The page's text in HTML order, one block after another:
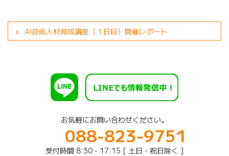
AI技術人材育成講座（１日目）開催レポート
お気軽にお問い合わせください。
088-823-9751
受付時間 8:30 - 17:15 [ 土日・祝日除く ]